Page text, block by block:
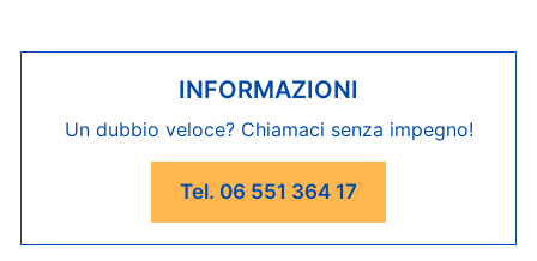
INFORMAZIONI
Un dubbio veloce? Chiamaci senza impegno!
Tel. 06 551 364 17